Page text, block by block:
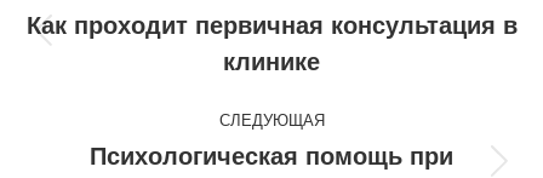
по
Предыдущая
запись:
Как проходит первичная консультация в
клинике
СЛЕДУЮЩАЯ
Психологическая помощь при